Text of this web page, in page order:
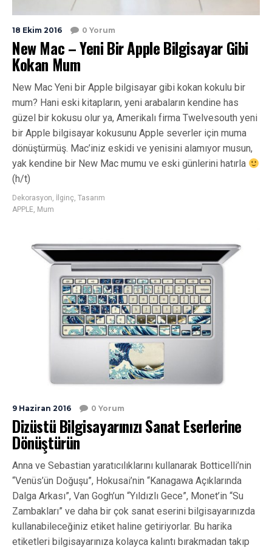
18 Ekim 2016 0 Yorum
New Mac – Yeni Bir Apple Bilgisayar Gibi
Kokan Mum
New Mac Yeni bir Apple bilgisayar gibi kokan kokulu bir
mum? Hani eski kitapların, yeni arabaların kendine has
güzel bir kokusu olur ya, Amerikalı firma Twelvesouth yeni
bir Apple bilgisayar kokusunu Apple severler için muma
dönüştürmüş. Mac’iniz eskidi ve yenisini alamıyor musun,
yak kendine bir New Mac mumu ve eski günlerini hatırla
(h/t)
Dekorasyon, İlginç, Tasarım
APPLE, Mum
9 Haziran 2016 0 Yorum
Dizüstü Bilgisayarınızı Sanat Eserlerine
Dönüştürün
Anna ve Sebastian yaratıcılıklarını kullanarak Botticelli’nin
“Venüs’ün Doğuşu”, Hokusai’nin “Kanagawa Açıklarında
Dalga Arkası”, Van Gogh’un “Yıldızlı Gece”, Monet’in “Su
Zambakları” ve daha bir çok sanat eserini bilgisayarınızda
kullanabileceğiniz etiket haline getiriyorlar. Bu harika
etiketleri bilgisayarınıza kolayca kalıntı bırakmadan takıp